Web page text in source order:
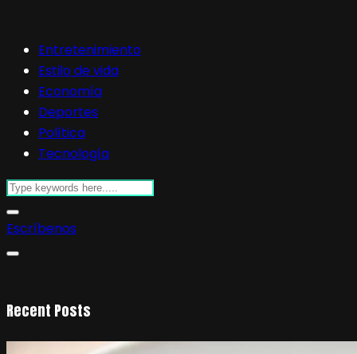
Entretenimiento
Estilo de vida
Economía
Deportes
Política
Tecnología
Escríbenos
Recent Posts